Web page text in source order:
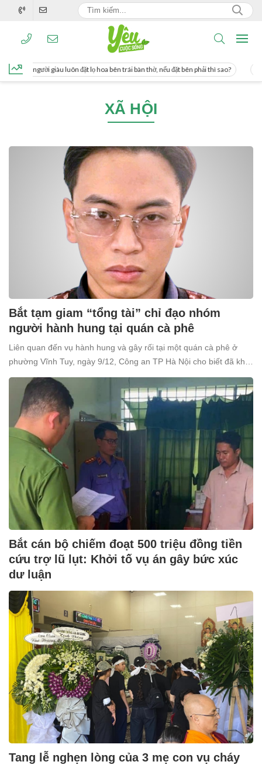
người giàu luôn đặt lọ hoa bên trái bàn thờ, nếu đặt bên phải thì sao?
XÃ HỘI
Bắt tạm giam “tổng tài” chỉ đạo nhóm
người hành hung tại quán cà phê
Liên quan đến vụ hành hung và gây rối tại một quán cà phê ở
phường Vĩnh Tuy, ngày 9/12, Công an TP Hà Nội cho biết đã khởi
tố và bắt tạm giam Nguyễn Văn Thiên (SN 1998, trú tại xã Ô
Diên, Hà Nội) để điều tra về tội “Gây rối trật tự công cộng”.
Bắt cán bộ chiếm đoạt 500 triệu đồng tiền
cứu trợ lũ lụt: Khởi tố vụ án gây bức xúc
dư luận
Tang lễ nghẹn lòng của 3 mẹ con vụ cháy